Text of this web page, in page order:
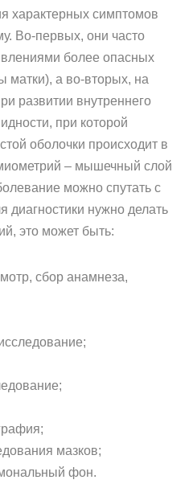
характерных симптомов
Во-первых, они часто
более опасных
матки), а во-вторых, на
развитии внутреннего
при которой
оболочки происходит в
– мышечный слой
можно спутать с
диагностики нужно делать
это может быть:
сбор анамнеза,
мазков;
фон.